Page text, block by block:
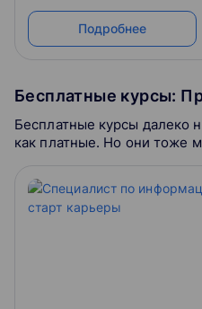
Подробнее
Бесплатные курсы далеко
как платные. Но они тоже